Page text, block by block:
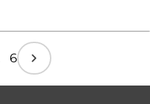
6 chevron_right